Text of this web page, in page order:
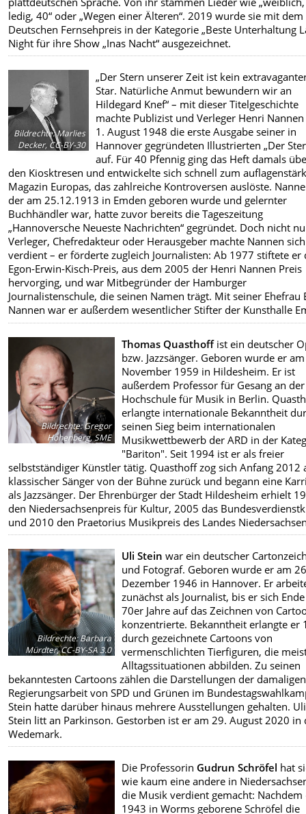
ledig, 40“ oder „Wegen einer Älteren“. 2019 wurde sie mit dem
Deutschen Fernsehpreis in der Kategorie „Beste Unterhaltung
Night für ihre Show „Inas Nacht“ ausgezeichnet.
Bildrechte:Marlies
Decker, CC-BY-30
„Der Stern unserer Zeit ist kein
Star. Natürliche Anmut bewundern wir an
Hildegard Knef“ – mit dieser Titelgeschichte
machte Publizist und Verleger Henri
1. August 1948 die erste Ausgabe seiner in
Hannover gegründeten Illustrierten „Der
auf. Für 40 Pfennig ging das Heft damals
den Kiosktresen und entwickelte sich schnell zum
Magazin Europas, das zahlreiche Kontroversen auslöste.
der am 25.12.1913 in Emden geboren wurde und gelernter
Buchhändler war, hatte zuvor bereits die Tageszeitung
„Hannoversche Neueste Nachrichten“ gegründet. Doch nicht
Verleger, Chefredakteur oder Herausgeber machte Nannen sich
verdient – er förderte zugleich Journalisten: Ab 1977 stiftete er
Egon-Erwin-Kisch-Preis, aus dem 2005 der Henri Nannen Preis
hervorging, und war Mitbegründer der Hamburger
Journalistenschule, die seinen Namen trägt. Mit seiner Ehefrau
Nannen war er außerdem wesentlicher Stifter der Kunsthalle
Bildrechte:Gregor
Hohenberg, SME
Thomas Quasthoffist ein deutscher
bzw. Jazzsänger. Geboren wurde er
November 1959 in Hildesheim. Er ist
außerdem Professor für Gesang an der
Hochschule für Musik in Berlin.
erlangte internationale Bekanntheit
seinen Sieg beim internationalen
Musikwettbewerb der ARD in der
"Bariton". Seit 1994 ist er als freier
selbstständiger Künstler tätig. Quasthoff zog sich Anfang 2012
klassischer Sänger von der Bühne zurück und begann eine
als Jazzsänger. Der Ehrenbürger der Stadt Hildesheim erhielt
den Niedersachsenpreis für Kultur, 2005 das
und 2010 den Praetorius Musikpreis des Landes
Bildrechte:Barbara
Mürdter, CC-BY-SA 3.0
Uli Stein war ein deutscher
und Fotograf. Geboren wurde er am
Dezember 1946 in Hannover. Er
zunächst als Journalist, bis er sich
70er Jahre auf das Zeichnen von
konzentrierte. Bekanntheit erlangte er
durch gezeichnete Cartoons von
vermenschlichten Tierfiguren, die
Alltagssituationen abbilden. Zu seinen
bekanntesten Cartoons zählen die Darstellungen der damaligen
Regierungsarbeit von SPD und Grünen im
Stein hatte darüber hinaus mehrere Ausstellungen gehalten. Uli
Stein litt an Parkinson. Gestorben ist er am 29. August 2020 in
Wedemark.
Die Professorin Gudrun Schröfel hat
wie kaum eine andere in
die Musik verdient gemacht: Nachdem
1943 in Worms geborene Schröfel die